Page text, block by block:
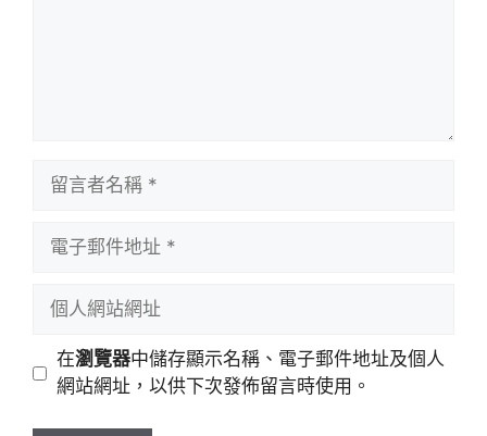
址
站
在瀏覽器中儲存顯示名稱、電子郵件地址及個人
網站網址，以供下次發佈留言時使用。